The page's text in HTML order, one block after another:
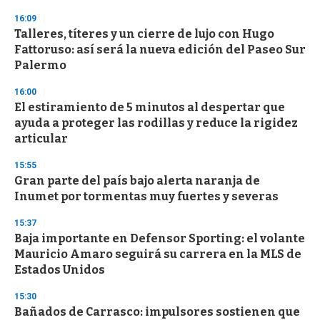
16:09
Talleres, títeres y un cierre de lujo con Hugo
Fattoruso: así será la nueva edición del Paseo Sur
Palermo
16:00
El estiramiento de 5 minutos al despertar que
ayuda a proteger las rodillas y reduce la rigidez
articular
15:55
Gran parte del país bajo alerta naranja de
Inumet por tormentas muy fuertes y severas
15:37
Baja importante en Defensor Sporting: el volante
Mauricio Amaro seguirá su carrera en la MLS de
Estados Unidos
15:30
Bañados de Carrasco: impulsores sostienen que